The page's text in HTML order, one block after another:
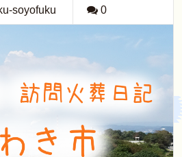
soyofuku 0